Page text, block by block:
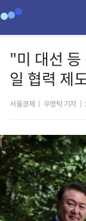
"미 대선 등
일 협력 제
서울경제 우영탁 기자